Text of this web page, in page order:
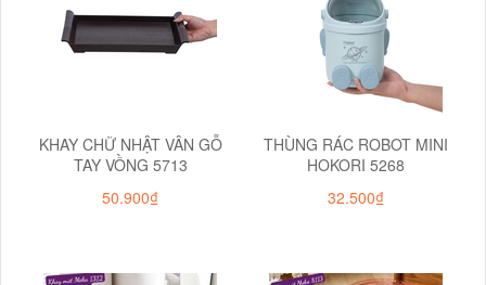
KHAY CHỮ NHẬT VÂN GỖ
TAY VỒNG 5713
50.900₫
THÙNG RÁC ROBOT MINI
HOKORI 5268
32.500₫